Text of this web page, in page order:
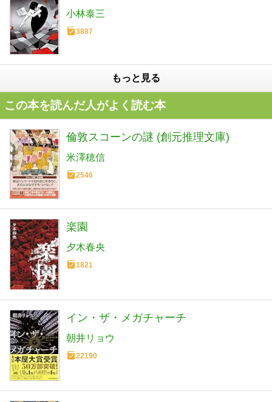
小林泰三
3887
もっと見る
この本を読んだ人がよく読む本
倫敦スコーンの謎 (創元推理文庫)
米澤穂信
2546
楽園
夕木春央
1821
イン・ザ・メガチャーチ
朝井リョウ
22190